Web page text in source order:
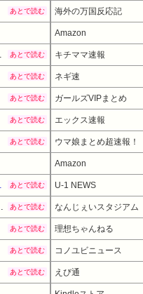
あとで読む 海外の万国反応記
Amazon
あとで読む キチママ速報
あとで読む ネギ速
あとで読む ガールズVIPまとめ
あとで読む エックス速報
あとで読む ウマ娘まとめ超速報！
Amazon
あとで読む U-1 NEWS
あとで読む なんじぇいスタジアム
あとで読む 理想ちゃんねる
あとで読む コノユビニュース
あとで読む えび通